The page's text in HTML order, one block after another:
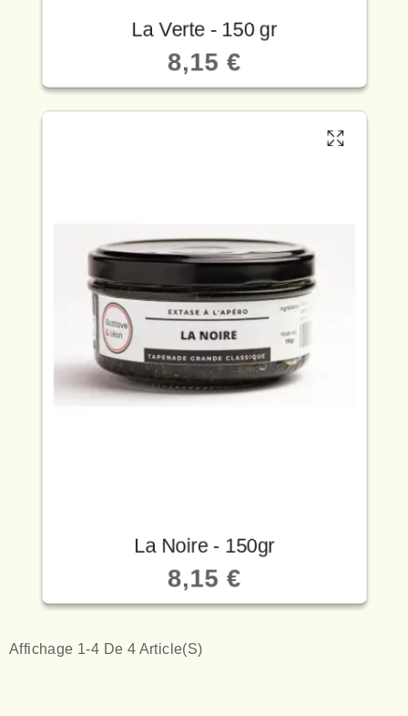
La Verte - 150 gr
8,15 €
La Noire - 150gr
8,15 €
Affichage 1-4 De 4 Article(s)